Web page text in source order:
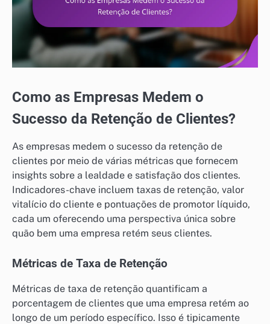
Como as Empresas Medem o
Sucesso da Retenção de Clientes?
As empresas medem o sucesso da retenção de
clientes por meio de várias métricas que fornecem
insights sobre a lealdade e satisfação dos clientes.
Indicadores-chave incluem taxas de retenção, valor
vitalício do cliente e pontuações de promotor líquido,
cada um oferecendo uma perspectiva única sobre
quão bem uma empresa retém seus clientes.
Métricas de Taxa de Retenção
Métricas de taxa de retenção quantificam a
porcentagem de clientes que uma empresa retém ao
longo de um período específico. Isso é tipicamente